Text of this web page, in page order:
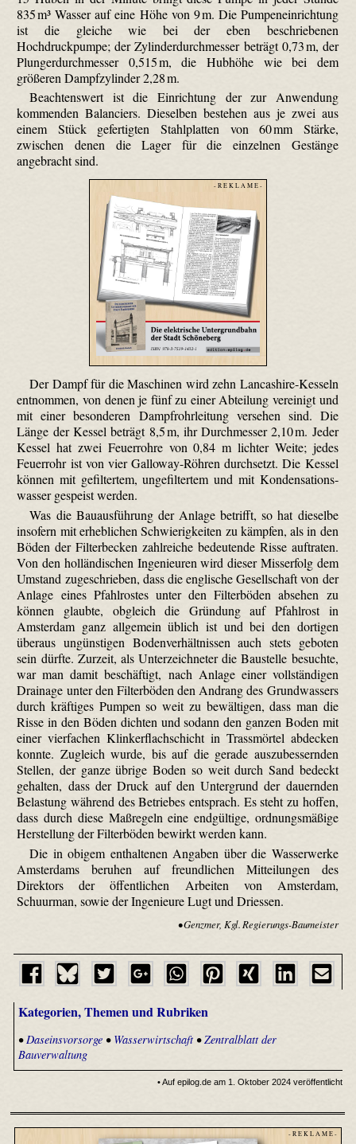
835 m³ Wasser auf eine Höhe von 9 m. Die Pumpeneinrichtung
ist die gleiche wie bei der eben beschriebenen
Hochdruckpumpe; der Zylinderdurchmesser beträgt 0,73 m, der
Plunger­durch­messer 0,515 m, die Hubhöhe wie bei dem
größeren Dampfzylinder 2,28 m.
Beachtenswert ist die Einrichtung der zur Anwendung
kommenden Balanciers. Dieselben bestehen aus je zwei aus
einem Stück gefertigten Stahlplatten von 60 mm Stärke,
zwischen denen die Lager für die einzelnen Gestänge
angebracht sind.
- R E K L A M E -
Der Dampf für die Maschinen wird zehn Lanca­shire-Kesseln
entnommen, von denen je fünf zu einer Abteilung vereinigt und
mit einer besonderen Dampfrohrleitung versehen sind. Die
Länge der Kessel beträgt 8,5 m, ihr Durchmesser 2,10 m. Jeder
Kessel hat zwei Feuerrohre von 0,84 m lichter Weite; jedes
Feuerrohr ist von vier Galloway-Röhren durchsetzt. Die Kessel
können mit gefiltertem, ungefiltertem und mit Konden­sations­
wasser gespeist werden.
Was die Bauausführung der Anlage betrifft, so hat dieselbe
insofern mit erheblichen Schwierigkeiten zu kämpfen, als in den
Böden der Filterbecken zahlreiche bedeutende Risse auftraten.
Von den holländischen Ingenieuren wird dieser Misserfolg dem
Umstand zugeschrieben, dass die englische Gesellschaft von der
Anlage eines Pfahlrostes unter den Filterböden absehen zu
können glaubte, obgleich die Gründung auf Pfahlrost in
Amsterdam ganz allgemein üblich ist und bei den dortigen
überaus ungünstigen Bodenverhältnissen auch stets geboten
sein dürfte. Zurzeit, als Unterzeichneter die Baustelle besuchte,
war man damit beschäftigt, nach Anlage einer vollständigen
Drainage unter den Filterböden den Andrang des Grundwassers
durch kräftiges Pumpen so weit zu bewältigen, dass man die
Risse in den Böden dichten und sodann den ganzen Boden mit
einer vierfachen Klinkerflachschicht in Trass­mörtel abdecken
konnte. Zugleich wurde, bis auf die gerade auszubessernden
Stellen, der ganze übrige Boden so weit durch Sand bedeckt
gehalten, dass der Druck auf den Untergrund der dauernden
Belastung während des Betriebes entsprach. Es steht zu hoffen,
dass durch diese Maßregeln eine endgültige, ordnungsmäßige
Herstellung der Filterböden bewirkt werden kann.
Die in obigem enthaltenen Angaben über die Wasserwerke
Amsterdams beruhen auf freundlichen Mitteilungen des
Direktors der öffentlichen Arbeiten von Amsterdam,
Schuurman, sowie der Ingenieure Lugt und Driessen.
• Genzmer, Kgl. Regierungs-Baumeister
Kategorien, Themen und Rubriken
•Daseinsvorsorge• Wasserwirtschaft•Zentralblatt der
Bauverwaltung
• Auf epilog.de am 1. Oktober 2024 veröffentlicht
- R E K L A M E -